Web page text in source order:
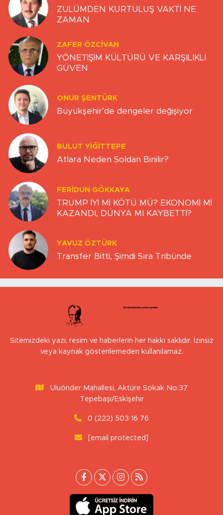
ZULÜMDEN KURTULUŞ VAKTİ NE
ZAMAN
ZAFER ÖZCIVAN
YÖNETİŞİM KÜLTÜRÜ VE KARŞILIKLI
GÜVEN
ONUR ŞENTÜRK
Büyükşehir’de dengeler değişiyor
BULUT YİĞİTTEPE
Atlara Neden Soldan Binilir?
FERIDUN GÖKKAYA
TRUMP İYİ Mİ KÖTÜ MÜ? EKONOMİ Mİ
KAZANDI, DÜNYA MI KAYBETTİ?
YAVUZ ÖZTÜRK
Transfer Bitti, Şimdi Sıra Tribünde
Sitemizdeki yazı, resim ve haberlerin her hakkı saklıdır. İzinsiz
veya kaynak gösterilemeden kullanılamaz.
Uluönder Mahallesi, Aktüre Sokak No:37
Tepebaşı/Eskişehir
0 (222) 503 16 76
[email protected]